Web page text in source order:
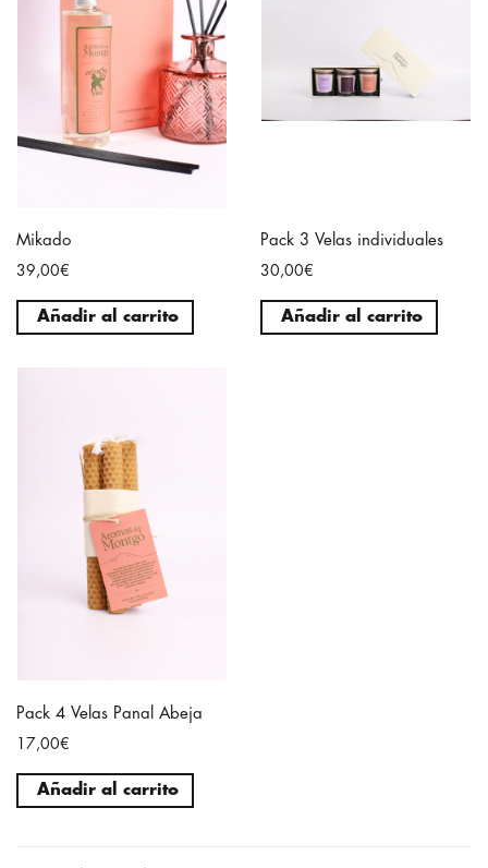
Mikado
39,00€
Añadir al carrito
Pack 3 Velas individuales
30,00€
Añadir al carrito
Pack 4 Velas Panal Abeja
17,00€
Añadir al carrito